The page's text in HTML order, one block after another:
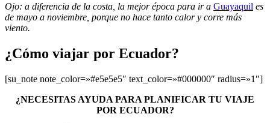
Ojo: a diferencia de la costa, la mejor época para ir a Guayaquil es
de mayo a noviembre, porque no hace tanto calor y corre más
viento.
¿Cómo viajar por Ecuador?
[su_note note_color=»#e5e5e5″ text_color=»#000000″ radius=»1″]
¿NECESITAS AYUDA PARA PLANIFICAR TU VIAJE
POR ECUADOR?